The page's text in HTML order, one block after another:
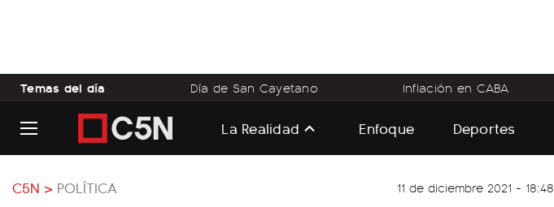
Temas del día Día de San Cayetano Inflación en CABA
La Realidad Enfoque Deportes
C5N > POLÍTICA 11 de diciembre 2021 - 18:48